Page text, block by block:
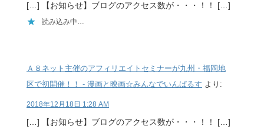
[…] 【お知らせ】ブログのアクセス数が・・・！！ […]
読み込み中…
Ａ８ネット主催のアフィリエイトセミナーが九州・福岡地
区で初開催！！ - 漫画と映画☆みんなでいんぱるす より:
2018年12月18日 1:28 AM
[…] 【お知らせ】ブログのアクセス数が・・・！！ […]